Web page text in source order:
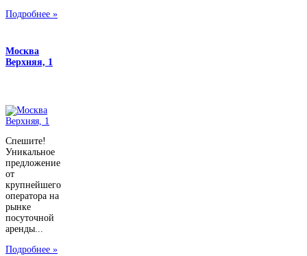
Подробнее »
Москва
Верхняя, 1
Спешите!
Уникальное
предложение
от
крупнейшего
оператора на
рынке
посуточной
аренды...
Подробнее »